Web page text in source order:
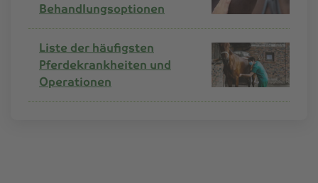
Behandlungsoptionen
Liste der häufigsten
Pferdekrankheiten und
Operationen